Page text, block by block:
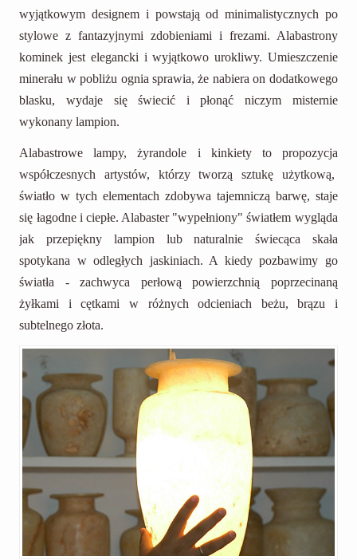
wyjątkowym designem i powstają od minimalistycznych po
stylowe z fantazyjnymi zdobieniami i frezami. Alabastrony
kominek jest elegancki i wyjątkowo urokliwy. Umieszczenie
minerału w pobliżu ognia sprawia, że nabiera on dodatkowego
blasku, wydaje się świecić i płonąć niczym misternie
wykonany lampion.
Alabastrowe lampy, żyrandole i kinkiety to propozycja
współczesnych artystów, którzy tworzą sztukę użytkową,
światło w tych elementach zdobywa tajemniczą barwę, staje
się łagodne i ciepłe. Alabaster "wypełniony" światłem wygląda
jak przepiękny lampion lub naturalnie świecąca skała
spotykana w odległych jaskiniach. A kiedy pozbawimy go
światła - zachwyca perłową powierzchnią poprzecinaną
żyłkami i cętkami w różnych odcieniach beżu, brązu i
subtelnego złota.